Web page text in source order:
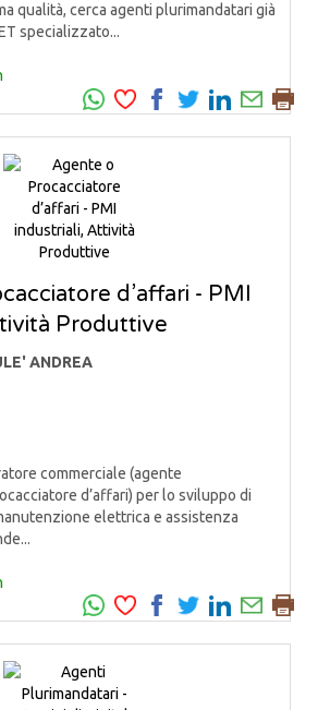
qualità, cerca agenti plurimandatari già
specializzato...
d’affari - PMI
Produttive
ANDREA
commerciale (agente
d’affari) per lo sviluppo di
elettrica e assistenza